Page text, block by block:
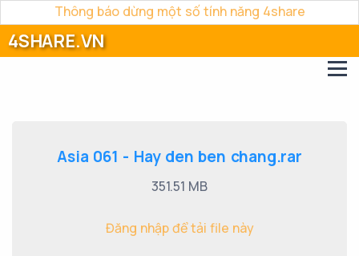
Thông báo dừng một số tính năng 4share
4SHARE.VN
Asia 061 - Hay den ben chang.rar
351.51 MB
Đăng nhập để tải file này